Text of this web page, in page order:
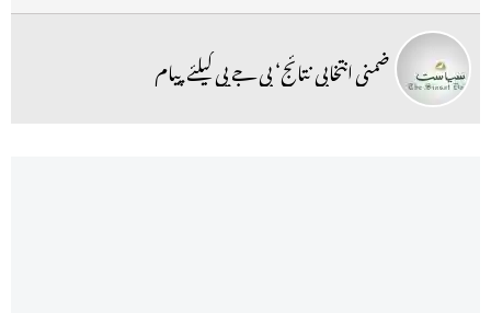
ضمنی انتخابی نتائج‘ بی جے پی کیلئے پیام